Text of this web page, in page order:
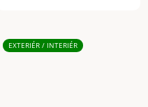
EXTERIÉR / INTERIÉR